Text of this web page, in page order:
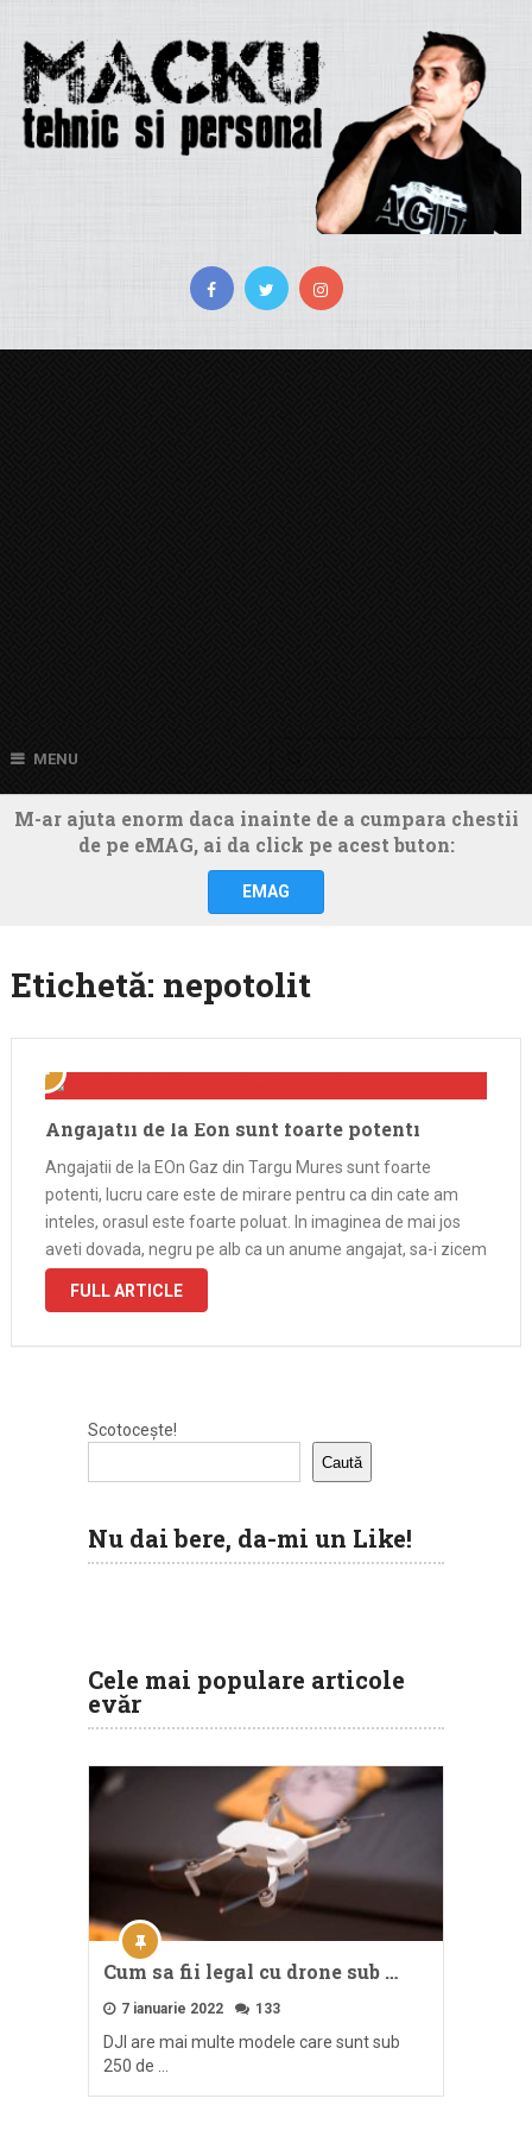
MENU
M-ar ajuta enorm daca inainte de a cumpara chestii
de pe eMAG, ai da click pe acest buton:
EMAG
Etichetă: nepotolit
Angajatii de la Eon sunt foarte potenti
Angajatii de la EOn Gaz din Targu Mures sunt foarte
potenti, lucru care este de mirare pentru ca din cate am
inteles, orasul este foarte poluat. In imaginea de mai jos
aveti dovada, negru pe alb ca un anume angajat, sa-i zicem
Aurel, cand vine „numai …
FULL ARTICLE
Scotocește!
Caută
Nu dai bere, da-mi un Like!
Cele mai populare articole
evăr
Cum sa fii legal cu drone sub …
7 ianuarie 2022 133
DJI are mai multe modele care sunt sub
250 de …